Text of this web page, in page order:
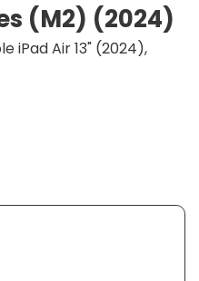
(M2) (2024)
iPad Air 13" (2024),